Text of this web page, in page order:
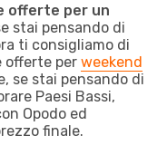
offerte per un
stai pensando di
ti consigliamo di
offerte per weekend
se stai pensando di
Paesi Bassi,
Opodo ed
finale.